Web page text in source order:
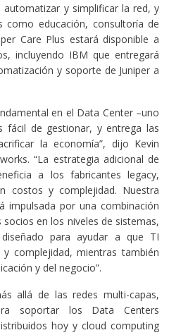
y simplificar la red, y
como educación, consultoría de
Care Plus estará disponible a
incluyendo IBM que entregará
y soporte de Juniper a
en el Data Center –uno
fácil de gestionar, y entrega las
la economía”, dijo Kevin
“La estrategia adicional de
a los fabricantes legacy,
costos y complejidad. Nuestra
impulsada por una combinación
socios en los niveles de sistemas,
para ayudar a que TI
complejidad, mientras también
y del negocio”.
allá de las redes multi-capas,
soportar los Data Centers
hoy y cloud computing